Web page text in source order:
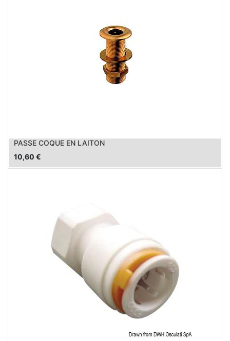
PASSE COQUE EN LAITON
10,60 €